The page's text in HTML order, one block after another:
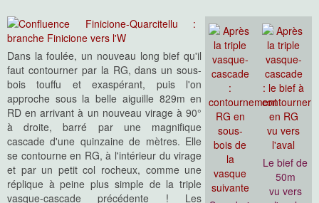
Le bief de
50m
vu vers
Dans la foulée, un nouveau long bief qu'il
faut contourner par la RG, dans un sous-
bois touffu et exaspérant, puis l'on
approche sous la belle aiguille 829m en
RD en arrivant à un nouveau virage à 90°
à droite, barré par une magnifique
cascade d'une quinzaine de mètres. Elle
se contourne en RG, à l'intérieur du virage
et par un petit col rocheux, comme une
réplique à peine plus simple de la triple
vasque-cascade précédente ! Les